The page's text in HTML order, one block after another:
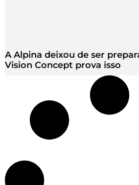
A Alpina deixou de ser
Vision Concept prova isso